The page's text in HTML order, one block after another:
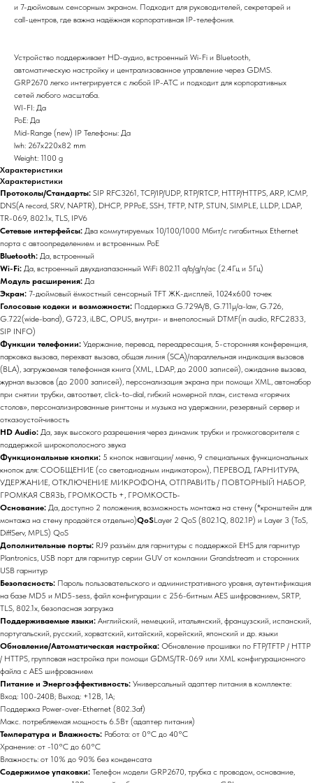
и 7-дюймовым сенсорным экраном. Подходит для руководителей, секретарей и
call-центров, где важна надёжная корпоративная IP-телефония.
Устройство поддерживает HD-аудио, встроенный Wi-Fi и Bluetooth,
автоматическую настройку и централизованное управление через GDMS.
GRP2670 легко интегрируется с любой IP-АТС и подходит для корпоративных
сетей любого масштаба.
WI-FI: Да
PoE: Да
Mid-Range (new) IP Телефоны: Да
lwh: 267x220x82 mm
Weight: 1100 g
Характеристики
Характеристики
Протоколы/Стандарты: SIP RFC3261, TCP/IP/UDP, RTP/RTCP, HTTP/HTTPS, ARP, ICMP,
DNS(A record, SRV, NAPTR), DHCP, PPPoE, SSH, TFTP, NTP, STUN, SIMPLE, LLDP, LDAP,
TR-069, 802.1x, TLS, IPV6
Сетевые интерфейсы: Два коммутируемых 10/100/1000 Мбит/с гигабитных Ethernet
порта с автоопределением и встроенным PoE
Bluetooth: Да, встроенный
Wi-Fi: Да, встроенный двухдиапазонный WiFi 802.11 a/b/g/n/ac (2.4Гц и 5Гц)
Модуль расширения: Да
Экран: 7-дюймовый ёмкостный сенсорный TFT ЖК-дисплей, 1024х600 точек
Голосовые кодеки и возможности: Поддержка G.729A/B, G.711μ/a-law, G.726,
G.722(wide-band), G723, iLBC, OPUS, внутри- и внеполосный DTMF(in audio, RFC2833,
SIP INFO)
Функции телефонии: Удержание, перевод, переадресация, 5-сторонняя конференция,
парковка вызова, перехват вызова, общая линия (SCA)/параллельная индикация вызовов
(BLA), загружаемая телефонная книга (XML, LDAP, до 2000 записей), ожидание вызова,
журнал вызовов (до 2000 записей), персонализация экрана при помощи XML, автонабор
при снятии трубки, автоответ, click-to-dial, гибкий номерной план, система «горячих
столов», персонализированные рингтоны и музыка на удержании, резервный сервер и
отказоустойчивость
HD Audio: Да, звук высокого разрешения через динамик трубки и громкоговорителя с
поддержкой широкополосного звука
Функциональные кнопки: 5 кнопок навигации/ меню, 9 специальных функциональных
кнопок для: СООБЩЕНИЕ (со светодиодным индикатором), ПЕРЕВОД, ГАРНИТУРА,
УДЕРЖАНИЕ, ОТКЛЮЧЕНИЕ МИКРОФОНА, ОТПРАВИТЬ / ПОВТОРНЫЙ НАБОР,
ГРОМКАЯ СВЯЗЬ, ГРОМКОСТЬ +, ГРОМКОСТЬ-
Основание: Да, доступно 2 положения, возможность монтажа на стену (*кронштейн для
монтажа на стену продаётся отдельно)QoSLayer 2 QoS (802.1Q, 802.1P) и Layer 3 (ToS,
DiffServ, MPLS) QoS
Дополнительные порты: RJ9 разъём для гарнитуры с поддержкой EHS для гарнитур
Plantronics, USB порт для гарнитур серии GUV от компании Grandstream и сторонних
USB гарнитур
Безопасность: Пароль пользовательского и административного уровня, аутентификация
на базе MD5 и MD5-sess, файл конфигурации с 256-битным AES шифрованием, SRTP,
TLS, 802.1x, безопасная загрузка
Поддерживаемые языки: Английский, немецкий, итальянский, французский, испанский,
португальский, русский, хорватский, китайский, корейский, японский и др. языки
Обновление/Автоматическая настройка: Обновление прошивки по FTP/TFTP / HTTP
/ HTTPS, групповая настройка при помощи GDMS/TR-069 или XML конфигурационного
файла с AES шифрованием
Питание и Энергоэффективность: Универсальный адаптер питания в комплекте:
Вход: 100-240В; Выход: +12В, 1A;
Поддержка Power-over-Ethernet (802.3af)
Макс. потребляемая мощность 6.5Вт (адаптер питания)
Температура и Влажность: Работа: от 0°C до 40°C
Хранение: от -10°C до 60°C
Влажность: от 10% до 90% без конденсата
Содержимое упаковки: Телефон модели GRP2670, трубка с проводом, основание,